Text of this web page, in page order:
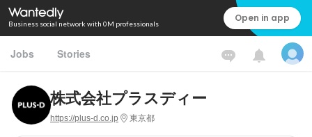
Business social network with 0M professionals Open in app
Jobs Stories
株式会社プラスディー
https://plus-d.co.jp 東京都